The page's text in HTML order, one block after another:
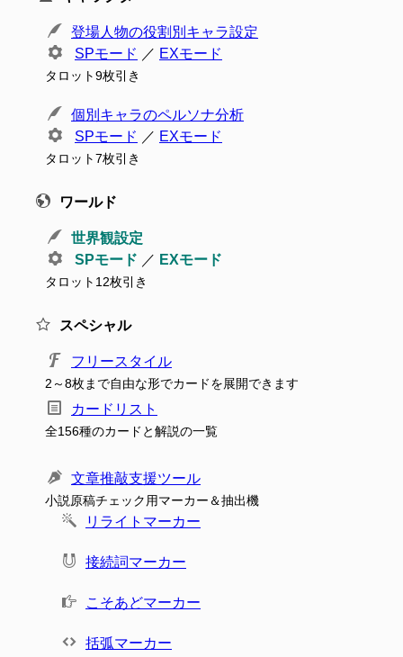
登場人物の役割別キャラ設定
SPモード ／ EXモード
タロット9枚引き
個別キャラのペルソナ分析
SPモード ／ EXモード
タロット7枚引き
ワールド
世界観設定
SPモード ／ EXモード
タロット12枚引き
スペシャル
フリースタイル
2～8枚まで自由な形でカードを展開できます
カードリスト
全156種のカードと解説の一覧
文章推敲支援ツール
小説原稿チェック用マーカー＆抽出機
リライトマーカー
接続詞マーカー
こそあどマーカー
括弧マーカー